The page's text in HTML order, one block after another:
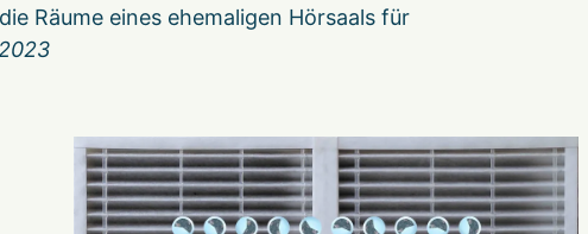
Räume eines ehemaligen Hörsaals für